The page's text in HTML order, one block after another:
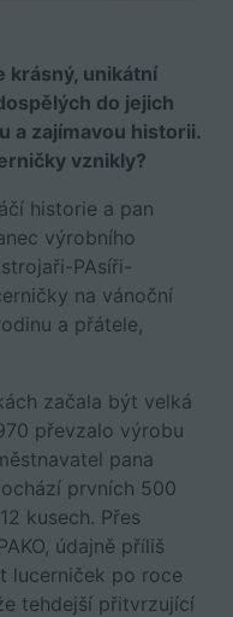
krásný, unikátní
do jejich
a zajímavou historii.
vznikly?
historie a pan
výrobního
PAsíři-
na vánoční
a přátele,
začala být velká
převzalo výrobu
pana
prvních 500
kusech. Přes
údajně příliš
lucerniček po roce
tehdejší přitvrzující